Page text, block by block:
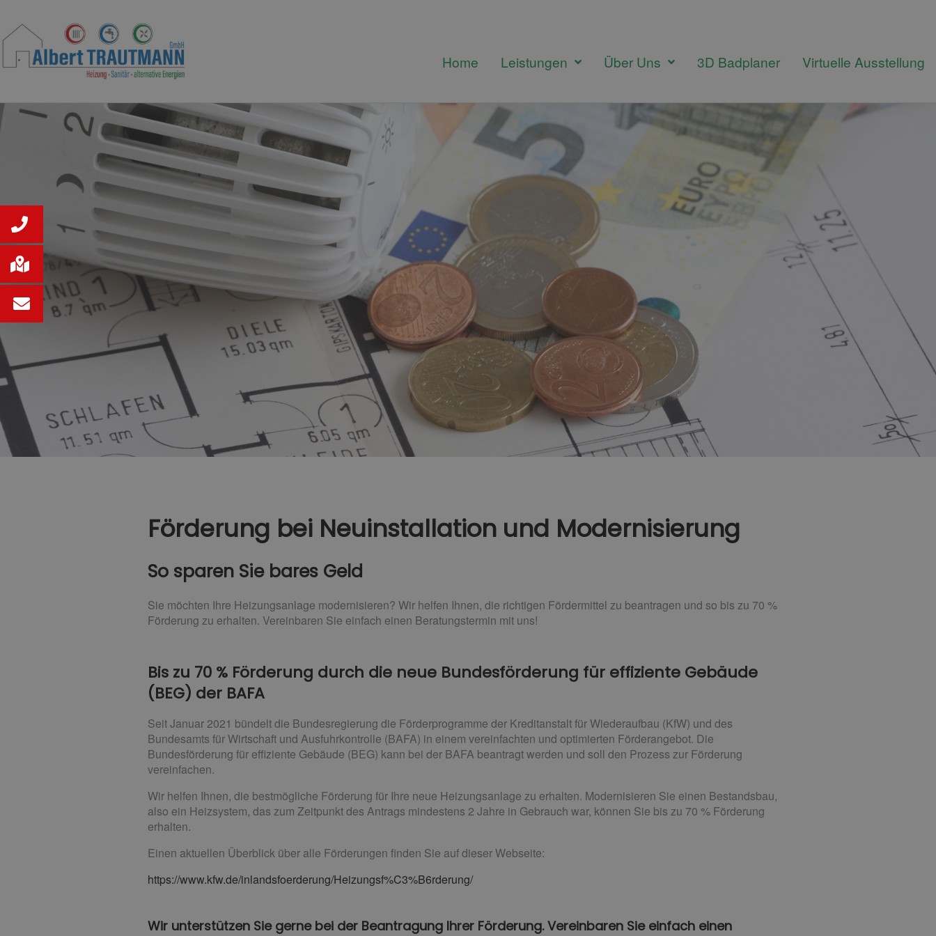
Home Leistungen Über Uns 3D Badplaner Virtuelle Ausstellung
Förderung bei Neuinstallation und Modernisierung
So sparen Sie bares Geld
Sie möchten Ihre Heizungsanlage modernisieren? Wir helfen Ihnen, die richtigen Fördermittel zu beantragen und so bis zu 70 %
Förderung zu erhalten. Vereinbaren Sie einfach einen Beratungstermin mit uns!
Bis zu 70 % Förderung durch die neue Bundesförderung für effiziente Gebäude
(BEG) der BAFA
Seit Januar 2021 bündelt die Bundesregierung die Förderprogramme der Kreditanstalt für Wiederaufbau (KfW) und des
Bundesamts für Wirtschaft und Ausfuhrkontrolle (BAFA) in einem vereinfachten und optimierten Förderangebot. Die
Bundesförderung für effiziente Gebäude (BEG) kann bei der BAFA beantragt werden und soll den Prozess zur Förderung
vereinfachen.
Wir helfen Ihnen, die bestmögliche Förderung für Ihre neue Heizungsanlage zu erhalten. Modernisieren Sie einen Bestandsbau,
also ein Heizsystem, das zum Zeitpunkt des Antrags mindestens 2 Jahre in Gebrauch war, können Sie bis zu 70 % Förderung
erhalten.
Einen aktuellen Überblick über alle Förderungen finden Sie auf dieser Webseite:
https://www.kfw.de/inlandsfoerderung/Heizungsf%C3%B6rderung/
Wir unterstützen Sie gerne bei der Beantragung Ihrer Förderung. Vereinbaren Sie einfach einen